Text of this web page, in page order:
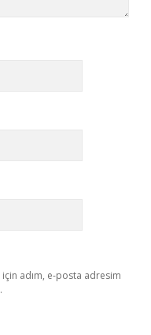
adım, e-posta adresim